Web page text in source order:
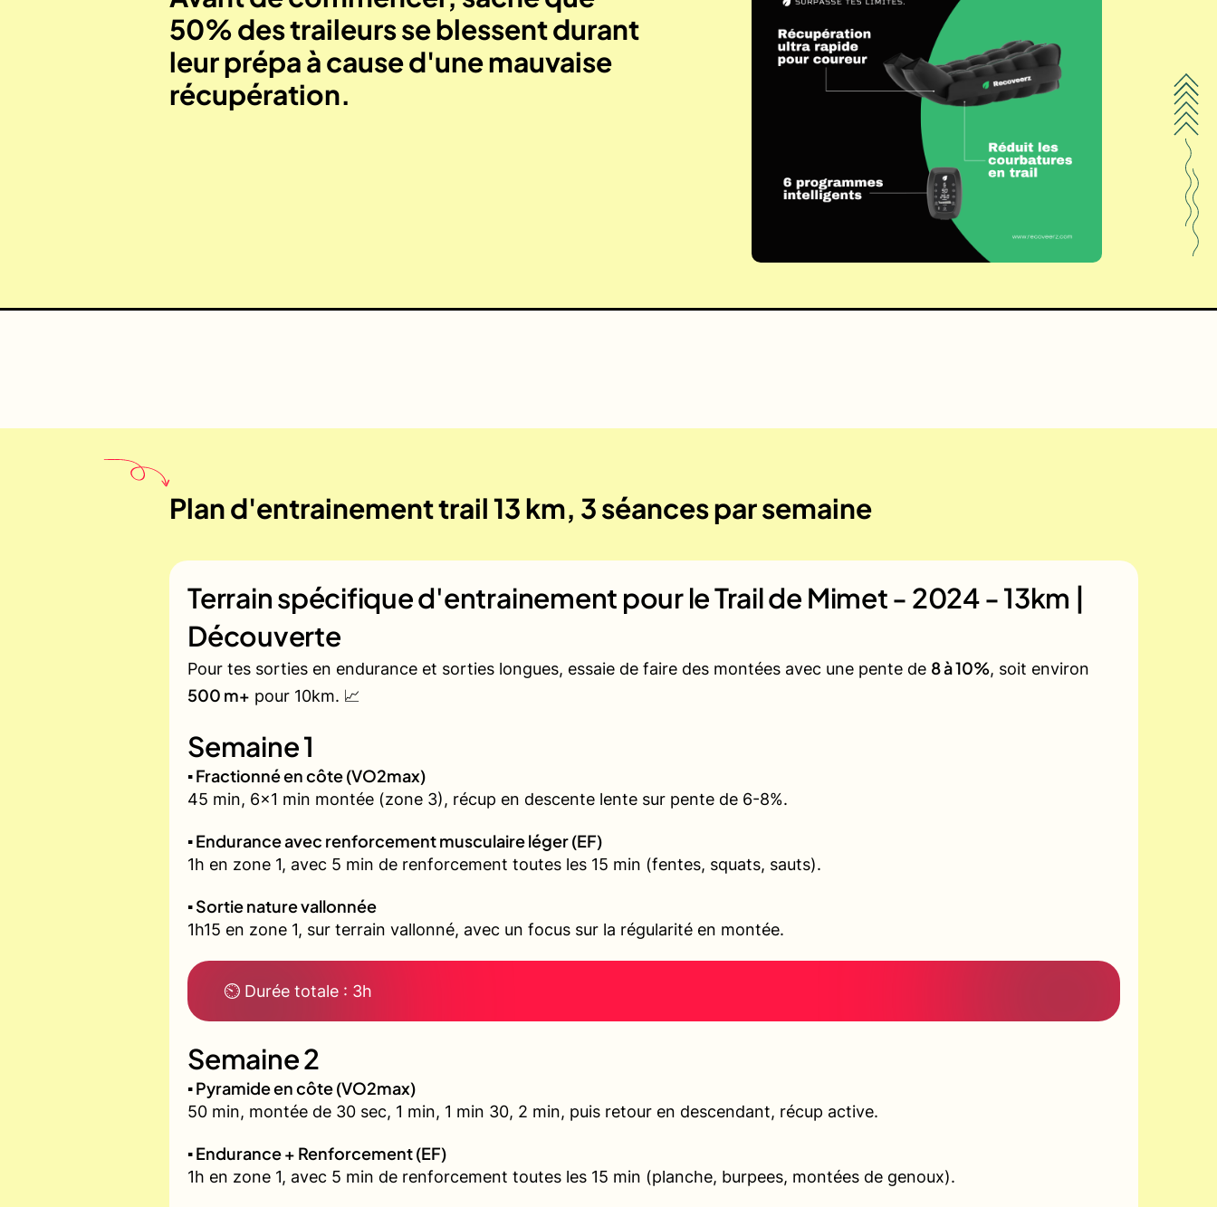
50% des traileurs se blessent durant
leur prépa à cause d'une mauvaise
récupération.
Plan d'entrainement trail 13 km, 3 séances par semaine
Terrain spécifique d'entrainement pour leTrail de Mimet - 2024 - 13km |
Découverte
Pour tes sorties en endurance et sorties longues, essaie de faire des montées avec une pente de 8 à 10%, soit environ
500 m+ pour 10km. 📈
Semaine 1
▪️ Fractionné en côte (VO2max)
45 min, 6x1 min montée (zone 3), récup en descente lente sur pente de 6-8%.
▪️ Endurance avec renforcement musculaire léger (EF)
1h en zone 1, avec 5 min de renforcement toutes les 15 min (fentes, squats, sauts).
▪️ Sortie nature vallonnée
1h15 en zone 1, sur terrain vallonné, avec un focus sur la régularité en montée.
⏲ Durée totale : 3h
Semaine 2
▪️ Pyramide en côte (VO2max)
50 min, montée de 30 sec, 1 min, 1 min 30, 2 min, puis retour en descendant, récup active.
▪️ Endurance + Renforcement (EF)
1h en zone 1, avec 5 min de renforcement toutes les 15 min (planche, burpees, montées de genoux).